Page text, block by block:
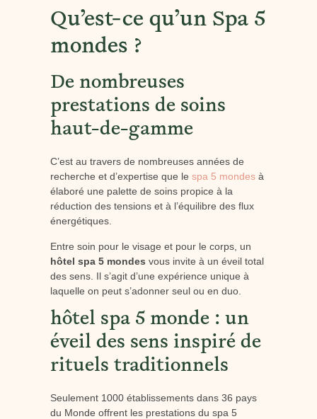
Qu’est-ce qu’un Spa 5
mondes ?
De nombreuses
prestations de soins
haut-de-gamme
C’est au travers de nombreuses années de
recherche et d’expertise que le spa 5 mondesà
élaboré une palette de soins propice à la
réduction des tensions et à l’équilibre des flux
énergétiques.
Entre soin pour le visage et pour le corps, un
hôtel spa 5 mondes vous invite à un éveil total
des sens. Il s’agit d’une expérience unique à
laquelle on peut s’adonner seul ou en duo.
hôtel spa 5 monde : un
éveil des sens inspiré de
rituels traditionnels
Seulement 1000 établissements dans 36 pays
du Monde offrent les prestations du spa 5